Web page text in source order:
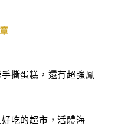
手撕蛋糕，還有超強鳳
好吃的超市，活體海